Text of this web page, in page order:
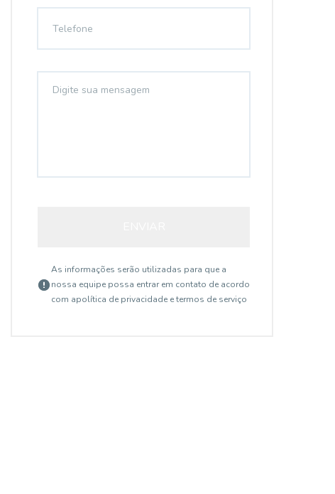
As informações serão utilizadas para que a
nossa equipe possa entrar em contato de acordo
com apolítica de privacidade e termos de serviço